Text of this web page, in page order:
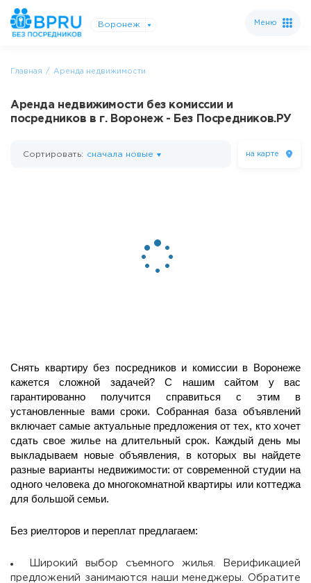
Воронеж Меню
Главная Аренда недвижимости
Аренда недвижимости без комиссии и
посредников в г. Воронеж - Без Посредников.РУ
Сортировать: сначала новые на карте
Снять квартиру без посредников и комиссии в Воронеже
кажется сложной задачей? С нашим сайтом у вас
гарантированно получится справиться с этим в
установленные вами сроки. Собранная база объявлений
включает самые актуальные предложения от тех, кто хочет
сдать свое жилье на длительный срок. Каждый день мы
выкладываем новые объявления, в которых вы найдете
разные варианты недвижимости: от современной студии на
одного человека до многокомнатной квартиры или коттеджа
для большой семьи.
Без риелторов и переплат предлагаем:
Широкий выбор съемного жилья. Верификацией
предложений занимаются наши менеджеры. Обратите